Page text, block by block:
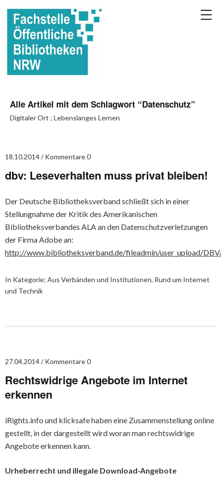
Alle Artikel mit dem Schlagwort “Datenschutz”
Digitaler Ort ; Lebenslanges Lernen
18.10.2014 Kommentare 0
dbv: Leseverhalten muss privat bleiben!
Der Deutsche Bibliotheksverband schließt sich in einer
Stellungnahme der Kritik des Amerikanischen
Bibliotheksverbandes ALA an den Datenschutzverletzungen
der Firma Adobe an:
http://www.bibliotheksverband.de/fileadmin/user_upload/
In Kategorie: Aus Verbänden und Institutionen, Rund um Internet
und Technik
27.04.2014 Kommentare 0
Rechtswidrige Angebote im Internet
erkennen
iRights.info und klicksafe haben eine Zusammenstellung online
gestellt, in der dargestellt wird woran man rechtswidrige
Angebote erkennen kann.
Urheberrecht und illegale Download-Angebote